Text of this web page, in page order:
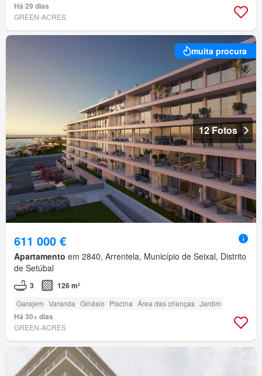
Há 29 dias
GREEN-ACRES
muita procura
12 Fotos
611 000 €
Apartamento em 2840, Arrentela, Município de Seixal, Distrito
de Setúbal
3 126 m²
Garajem Varanda Ginásio Piscina Área das crianças Jardim
Há 30+ dias
GREEN-ACRES